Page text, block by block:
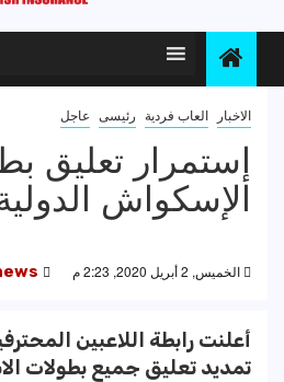
الاخبار العاب فردية رئيسى عاجل
إستمرار تعليق
الإسكواش
الخميس, 2 أبريل 2020, 2:23 م
أعلنت رابطة اللاعبين
تمديد تعليق جميع بطولات